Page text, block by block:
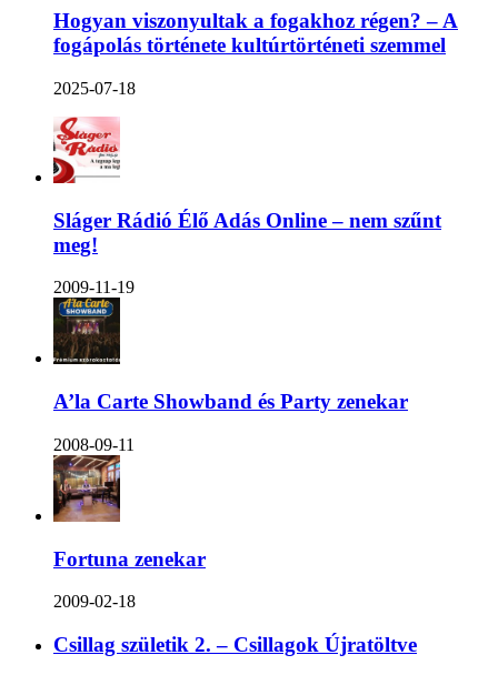
Hogyan viszonyultak a fogakhoz régen? – A
fogápolás története kultúrtörténeti szemmel
2025-07-18
Sláger Rádió Élő Adás Online – nem szűnt
meg!
2009-11-19
A’la Carte Showband és Party zenekar
2008-09-11
Fortuna zenekar
2009-02-18
Csillag születik 2. – Csillagok Újratöltve